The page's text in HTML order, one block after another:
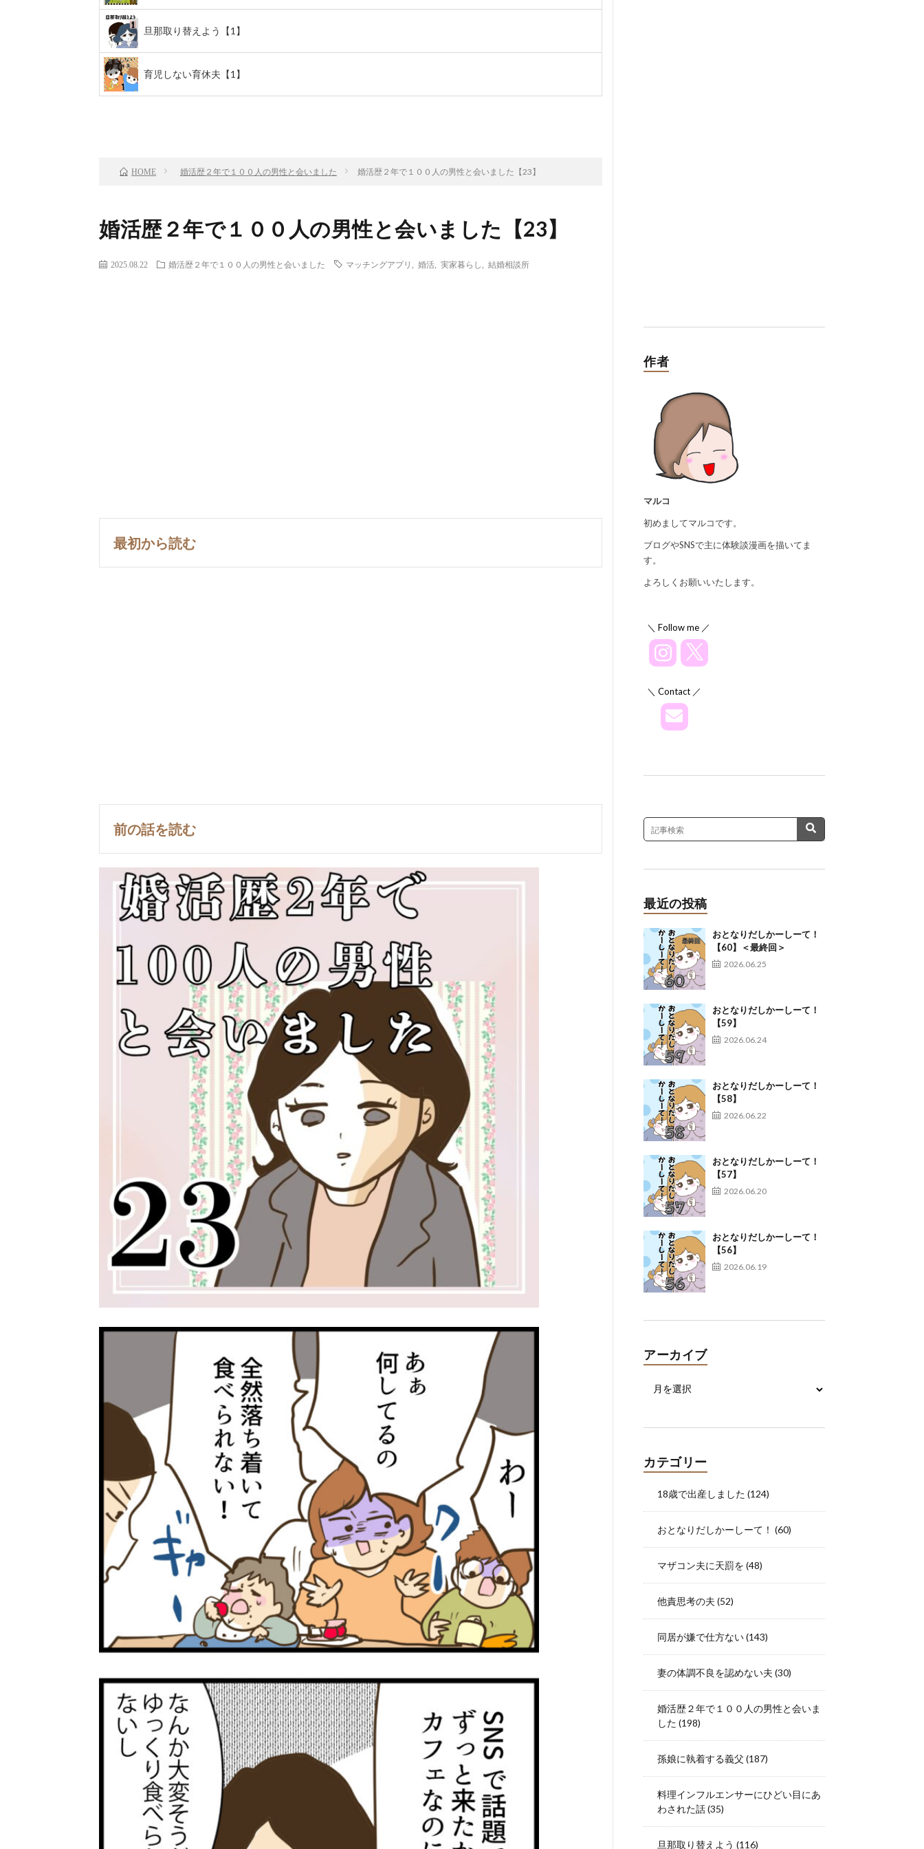
旦那取り替えよう【1】
育児しない育休夫【1】
HOME 婚活歴２年で１００人の男性と会いました 婚活歴２年で１００人の男性と会いました【23】
婚活歴２年で１００人の男性と会いました【23】
2025.08.22 婚活歴２年で１００人の男性と会いました マッチングアプリ 婚活 実家暮らし 結婚相談所
最初から読む
前の話を読む
作者
マルコ
初めましてマルコです。
ブログやSNSで主に体験談漫画を描いてま
す。
よろしくお願いいたします。
＼ Follow me ／
＼ Contact ／
最近の投稿
おとなりだしかーしーて！
【60】＜最終回＞
2026.06.25
おとなりだしかーしーて！
【59】
2026.06.24
おとなりだしかーしーて！
【58】
2026.06.22
おとなりだしかーしーて！
【57】
2026.06.20
おとなりだしかーしーて！
【56】
2026.06.19
アーカイブ
カテゴリー
18歳で出産しました (124)
おとなりだしかーしーて！ (60)
マザコン夫に天罰を (48)
他責思考の夫 (52)
同居が嫌で仕方ない(143)
妻の体調不良を認めない夫 (30)
婚活歴２年で１００人の男性と会いま
した (198)
孫娘に執着する義父 (187)
料理インフルエンサーにひどい目にあ
わされた話(35)
旦那取り替えよう (116)